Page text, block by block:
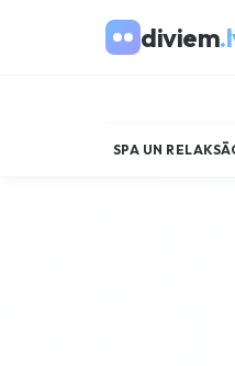
diviem
SPA UN